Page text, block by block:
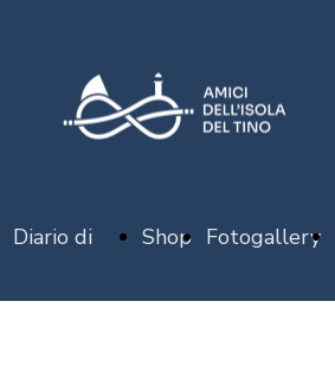
Diario di Shop Fotogallery